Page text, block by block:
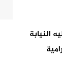
النيابة